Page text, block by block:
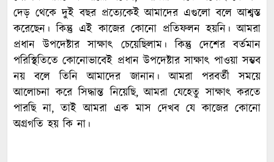
দেড় থেকে দুই বছর প্রত্যেকেই আমাদের এগুলো বলে আশ্বস্ত
করেছেন। কিন্তু এই কাজের কোনো প্রতিফলন হয়নি। আমরা
প্রধান উপদেষ্টার সাক্ষাৎ চেয়েছিলাম। কিন্তু দেশের বর্তমান
পরিস্থিতিতে কোনোভাবেই প্রধান উপদেষ্টার সাক্ষাৎ পাওয়া সম্ভব
নয় বলে তিনি আমাদের জানান। আমরা পরবর্তী সময়ে
আলোচনা করে সিদ্ধান্ত নিয়েছি, আমরা যেহেতু সাক্ষাৎ করতে
পারছি না, তাই আমরা এক মাস দেখব যে কাজের কোনো
অগ্রগতি হয় কি না।